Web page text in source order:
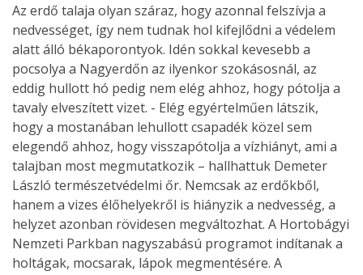
Az erdő talaja olyan száraz, hogy azonnal felszívja a
nedvességet, így nem tudnak hol kifejlődni a védelem
alatt álló békaporontyok. Idén sokkal kevesebb a
pocsolya a Nagyerdőn az ilyenkor szokásosnál, az
eddig hullott hó pedig nem elég ahhoz, hogy pótolja a
tavaly elveszített vizet. - Elég egyértelműen látszik,
hogy a mostanában lehullott csapadék közel sem
elegendő ahhoz, hogy visszapótolja a vízhiányt, ami a
talajban most megmutatkozik – hallhattuk Demeter
László természetvédelmi őr. Nemcsak az erdőkből,
hanem a vizes élőhelyekről is hiányzik a nedvesség, a
helyzet azonban rövidesen megváltozhat. A Hortobágyi
Nemzeti Parkban nagyszabású programot indítanak a
holtágak, mocsarak, lápok megmentésére. A